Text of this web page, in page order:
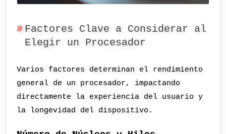
Factores Clave a Considerar al
Elegir un Procesador
Varios factores determinan el rendimiento
general de un procesador, impactando
directamente la experiencia del usuario y
la longevidad del dispositivo.